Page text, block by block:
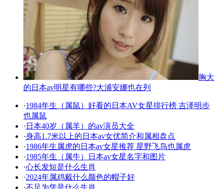
胸大
的日本av明星有哪些?大浦安娜也在列
·1984年生（属鼠）好看的日本AV女星排行榜 吉泽明步
也属鼠
· 日本40岁（属羊）的av演员大全
·身高1.7米以上的日本av女优简介和属相盘点
·1986年生属虎的日本av女星推荐 星野飞鸟也属虎
·1985年生（属牛）日本av女星名字和图片
·心长发短是什么生肖
·2024年属鸡戴什么颜色的帽子好
·不足为凭是什么生肖